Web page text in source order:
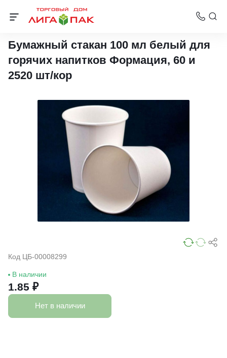
Бумажные стаканчики для горячих напитков (100-180 мл)
Бумажный стакан 100 мл белый для
горячих напитков Формация, 60 и
2520 шт/кор
Код ЦБ-00008299
В наличии
1.85 ₽
Нет в наличии